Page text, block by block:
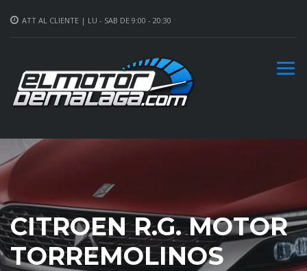
ATT AL CLIENTE | LU - SAB DE 9:00 - 20:30
CITROEN R.G. MOTOR
TORREMOLINOS